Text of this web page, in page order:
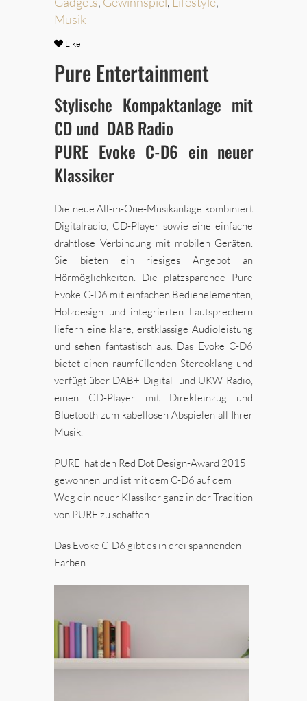
Musik
Like
Pure Entertainment
Stylische Kompaktanlage mit
CD und DAB Radio
PURE Evoke C-D6 ein neuer
Klassiker
Die neue All-in-One-Musikanlage kombiniert
Digitalradio, CD-Player sowie eine einfache
drahtlose Verbindung mit mobilen Geräten.
Sie bieten ein riesiges Angebot an
Hörmöglichkeiten. Die platzsparende Pure
Evoke C-D6 mit einfachen Bedienelementen,
Holzdesign und integrierten Lautsprechern
liefern eine klare, erstklassige Audioleistung
und sehen fantastisch aus. Das Evoke C-D6
bietet einen raumfüllenden Stereoklang und
verfügt über DAB+ Digital- und UKW-Radio,
einen CD-Player mit Direkteinzug und
Bluetooth zum kabellosen Abspielen all Ihrer
Musik.
PURE hat den Red Dot Design-Award 2015
gewonnen und ist mit dem C-D6 auf dem
Weg ein neuer Klassiker ganz in der Tradition
von PURE zu schaffen.
Das Evoke C-D6 gibt es in drei spannenden
Farben.